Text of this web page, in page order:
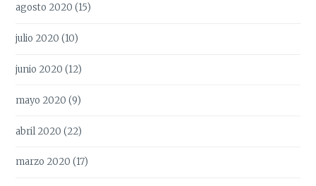
agosto 2020 (15)
julio 2020 (10)
junio 2020 (12)
mayo 2020 (9)
abril 2020 (22)
marzo 2020 (17)